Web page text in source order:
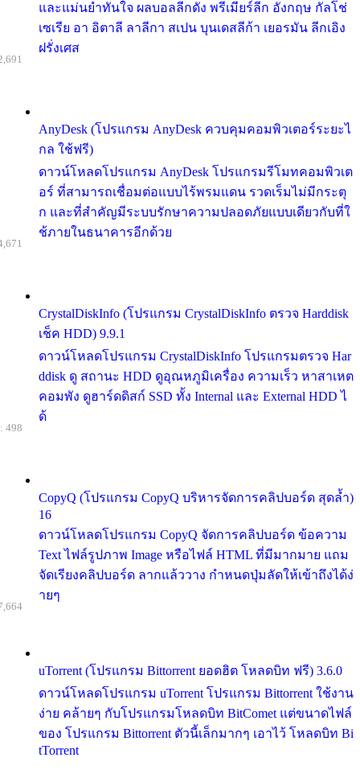
และแม่นยำทันใจ ผลบอลลีกดัง พรีเมียร์ลีก อังกฤษ กัลโช่
เซเรีย อา อิตาลี ลาลีกา สเปน บุนเดสลีก้า เยอรมัน ลีกเอิง
ฝรั่งเศส
AnyDesk (โปรแกรม AnyDesk ควบคุมคอมพิวเตอร์ระยะไ
กล ใช้ฟรี)
ดาวน์โหลดโปรแกรม AnyDesk โปรแกรมรีโมทคอมพิวเต
อร์ ที่สามารถเชื่อมต่อแบบไร้พรมแดน รวดเร็มไม่มีกระตุ
ก และที่สำคัญมีระบบรักษาความปลอดภัยแบบเดียวกับที่ใ
ช้ภายในธนาคารอีกด้วย
CrystalDiskInfo (โปรแกรม CrystalDiskInfo ตรวจ Harddisk
เช็ค HDD) 9.9.1
ดาวน์โหลดโปรแกรม CrystalDiskInfo โปรแกรมตรวจ Har
ddisk ดู สถานะ HDD ดูอุณหภูมิเครื่อง ความเร็ว หาสาเหต
คอมพัง ดูฮาร์ดดิสก์ SSD ทั้ง Internal และ External HDD ไ
ด้
CopyQ (โปรแกรม CopyQ บริหารจัดการคลิปบอร์ด สุดล้ำ)
16
ดาวน์โหลดโปรแกรม CopyQ จัดการคลิปบอร์ด ข้อความ
Text ไฟล์รูปภาพ Image หรือไฟล์ HTML ที่มีมากมาย แถม
จัดเรียงคลิปบอร์ด ลากแล้ววาง กำหนดปุ่มลัดให้เข้าถึงได้ง่
ายๆ
498
uTorrent (โปรแกรม Bittorrent ยอดฮิต โหลดบิท ฟรี) 3.6.0
ดาวน์โหลดโปรแกรม uTorrent โปรแกรม Bittorrent ใช้งาน
ง่าย คล้ายๆ กับโปรแกรมโหลดบิท BitComet แต่ขนาดไฟล์
ของ โปรแกรม Bittorrent ตัวนี้เล็กมากๆ เอาไว้ โหลดบิท Bi
tTorrent